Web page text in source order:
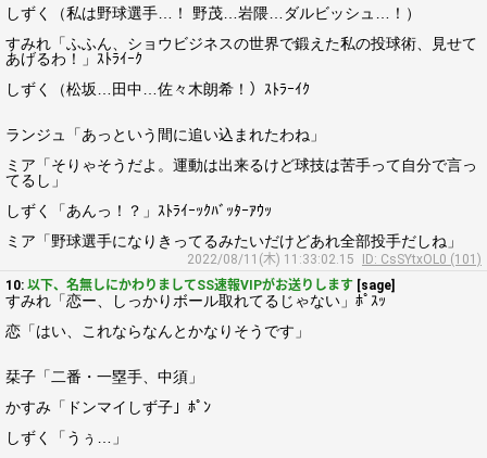
しずく（私は野球選手…！ 野茂…岩隈…ダルビッシュ…！）
すみれ「ふふん、ショウビジネスの世界で鍛えた私の投球術、見せて
あげるわ！」ｽﾄﾗｲｰｸ
しずく（松坂…田中…佐々木朗希！）ｽﾄﾗｰｲｸ
ランジュ「あっという間に追い込まれたわね」
ミア「そりゃそうだよ。運動は出来るけど球技は苦手って自分で言っ
てるし」
しずく「あんっ！？」ｽﾄﾗｲｰｯｸﾊﾞｯﾀｰｱｳｯ
ミア「野球選手になりきってるみたいだけどあれ全部投手だしね」
2022/08/11(木) 11:33:02.15
ID: CsSYtxOL0 (101)
10: 以下、名無しにかわりましてSS速報VIPがお送りします [sage]
すみれ「恋ー、しっかりボール取れてるじゃない」ﾎﾟｽｯ
恋「はい、これならなんとかなりそうです」
栞子「二番・一塁手、中須」
かすみ「ドンマイしず子」ﾎﾟﾝ
しずく「うぅ…」